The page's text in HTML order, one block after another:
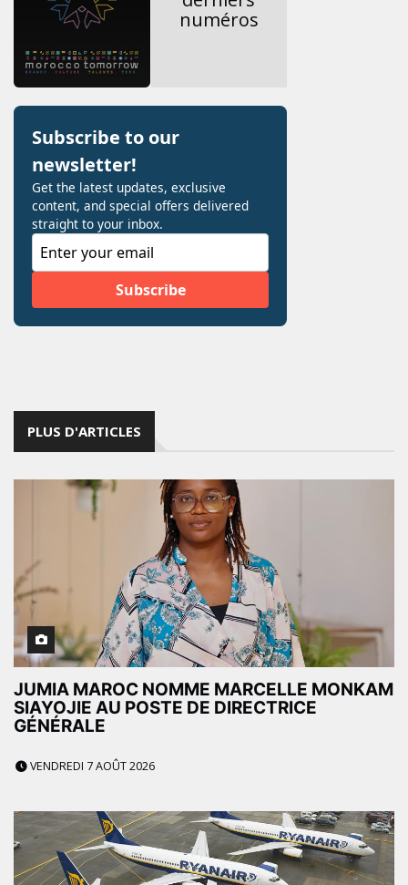
numéros
PLUS D'ARTICLES
JUMIA MAROC NOMME MARCELLE MONKAM
SIAYOJIE AU POSTE DE DIRECTRICE
GÉNÉRALE
VENDREDI 7 AOÛT 2026